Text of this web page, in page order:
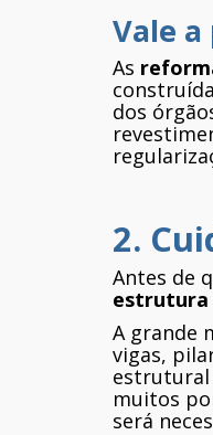
Vale
As
dos
2.
Antes de
estrutura
A grande
vigas,
estrutural
muitos
será